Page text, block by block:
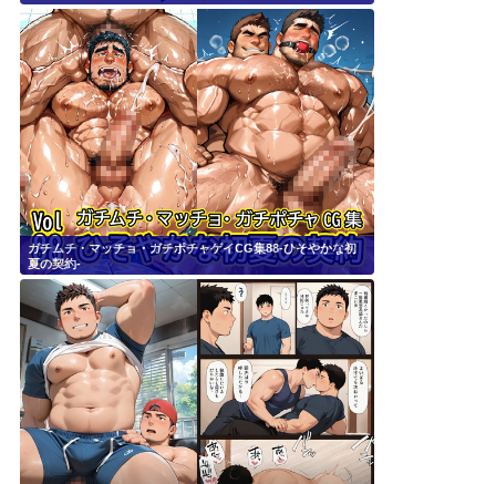
ガチムチ・マッチョ・ガチポチャゲイCG集88-ひそやかな初
夏の契約-